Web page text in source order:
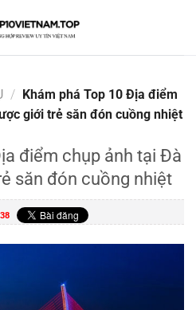
/ Khám phá Top 10 Địa điểm
giới trẻ săn đón cuồng nhiệt
điểm chụp ảnh tại Đà
săn đón cuồng nhiệt
38